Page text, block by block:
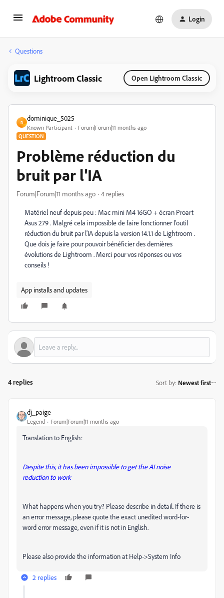
Login
Questions
Lightroom Classic Open Lightroom Classic
D
dominique_5025
Known Participant Forum|Forum|11 months ago
QUESTION
Problème réduction du
bruit par l'IA
Forum|Forum|11 months ago 4 replies
Matériel neuf depuis peu : Mac mini M4 16GO + écran Proart
Asus 279 . Malgré cela impossible de faire fonctionner l'outil
réduction du bruit par l'IA depuis la version 14.1.1 de Lightroom .
Que dois je faire pour pouvoir bénéficier des dernières
évolutions de Lightroom . Merci pour vos réponses ou vos
conseils !
App installs and updates
4 replies Sort by: Newest first
dj_paige
Legend Forum|Forum|11 months ago
Translation to English:
Despite this, it has been impossible to get the AI noise
reduction to work
What happens when you try? Please describe in detail. If there is
an error message, please quote the exact unedited word-for-
word error message, even if it is not in English.
Please also provide the information at Help->System Info
2 replies